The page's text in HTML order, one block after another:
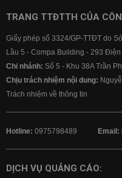
TRANG TTĐTTH CỦA
Giấy phép số 3324/GP-TTĐT do
Lầu 5 - Compa Building - 293
Chi nhánh: Số 5 - Khu 38A Trần
Chịu trách nhiệm nội dung:
Trách nhiệm về thông tin
Hotline: 0975798489 Email:
DỊCH VỤ QUẢNG CÁO: